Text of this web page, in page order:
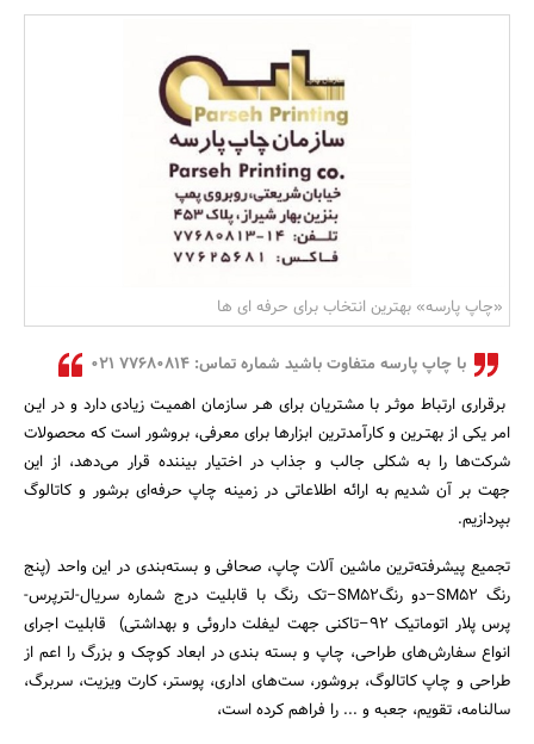
مسکن و ساختمان
«چاپ پارسه» بهترین انتخاب برای حرفه ای ها
با چاپ پارسه متفاوت باشید شماره تماس: ۷۷۶۸۰۸۱۴ ۰۲۱
برقراری ارتباط موثـر با مشتریان برای هـر سازمان اهمیـت زیادی دارد و در ایـن
امر یکی از بهتـرین و کارآمدترین ابزارها برای معرفی، بروشور است که محصولات
شرکت‌ها را به شکلی جالب و جذاب در اختیار بیننده قرار می‌دهد، از این
جهت بر آن شدیم به ارائه اطلاعاتی در زمینه چاپ حرفه‌ای برشور و کاتالوگ
بپردازیم.
تجمیع پیشرفته‌ترین ماشین آلات چاپ، صحافی و بسته‌بندی در این واحد (پنج
رنگ SM52–دو رنگSM52–تک رنگ با قابلیت درج شماره سریال-لترپرس-
پرس پلار اتوماتیک ۹۲–تاکنی جهت لیفلت داروئی و بهداشتی) قابلیت اجرای
انواع سفارش‌های طراحی، چاپ و بسته بندی در ابعاد کوچک و بزرگ را اعم از
طراحی و چاپ کاتالوگ، بروشور، ست‌های اداری، پوستر، کارت ویزیت، سربرگ،
سالنامه، تقویم، جعبه و ... را فراهم کرده است،